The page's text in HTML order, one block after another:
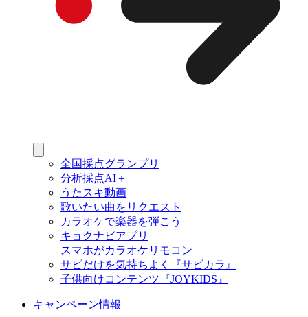
全国採点グランプリ
分析採点AI＋
うたスキ動画
歌いたい曲をリクエスト
カラオケで楽器を弾こう
キョクナビアプリ
スマホがカラオケリモコン
サビだけを気持ちよく『サビカラ』
子供向けコンテンツ『JOYKIDS』
キャンペーン情報